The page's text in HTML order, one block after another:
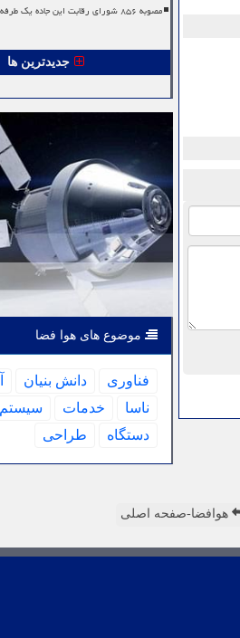
مصوبه ۸۵۶ شورای رقابت این جاده یک طرفه است
جدیدترین ها
موضوع های هوا فضا
فناوری دانش بنیان
ناسا
خدمات
سیستم
دستگاه
طراحی
هوافضا-صفحه اصلی